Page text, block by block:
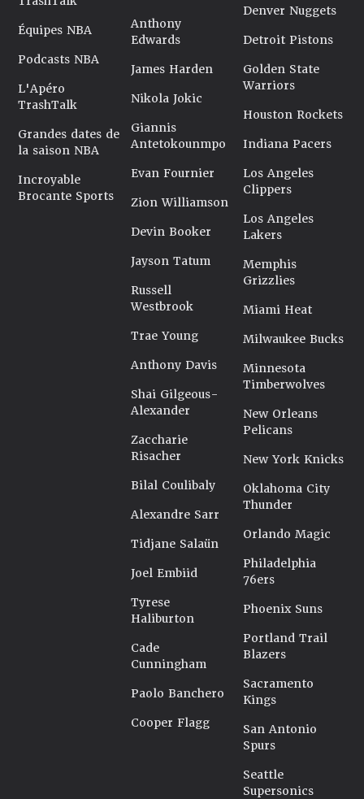
Équipes NBA
Podcasts NBA
L'Apéro
TrashTalk
Grandes dates de
la saison NBA
Incroyable
Brocante Sports
Anthony
Edwards
James Harden
Nikola Jokic
Giannis
Antetokounmpo
Evan Fournier
Zion Williamson
Devin Booker
Jayson Tatum
Russell
Westbrook
Trae Young
Anthony Davis
Shai Gilgeous-
Alexander
Zaccharie
Risacher
Bilal Coulibaly
Alexandre Sarr
Tidjane Salaün
Joel Embiid
Tyrese
Haliburton
Cade
Cunningham
Paolo Banchero
Cooper Flagg
Denver Nuggets
Detroit Pistons
Golden State
Warriors
Houston Rockets
Indiana Pacers
Los Angeles
Clippers
Los Angeles
Lakers
Memphis
Grizzlies
Miami Heat
Milwaukee Bucks
Minnesota
Timberwolves
New Orleans
Pelicans
New York Knicks
Oklahoma City
Thunder
Orlando Magic
Philadelphia
76ers
Phoenix Suns
Portland Trail
Blazers
Sacramento
Kings
San Antonio
Spurs
Seattle
Supersonics